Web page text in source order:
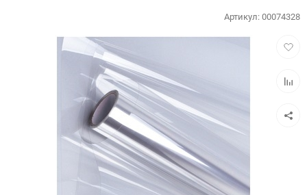
Артикул:00074328